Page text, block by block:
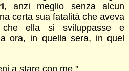
, anzi meglio senza alcun
certa sua fatalità che aveva
ella si sviluppasse e
ora, in quella sera, in quel
a stare con me ".